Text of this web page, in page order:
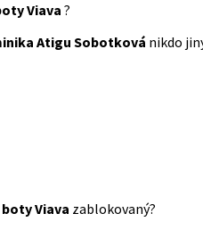
Viava ?
Atigu Sobotková nikdo
Viava zablokovaný?